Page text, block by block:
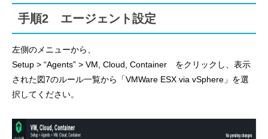
手順2 エージェント設定
左側のメニューから、
Setup > “Agents” > VM, Cloud, Container をクリックし、表示
された図7のルール一覧から「VMWare ESX via vSphere」を選
択してください。